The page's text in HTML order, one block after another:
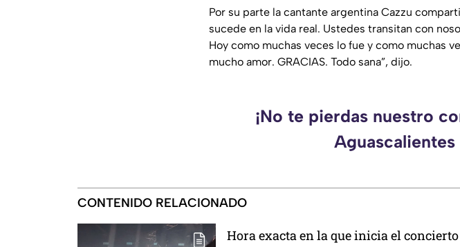
Por su parte la cantante argentina Cazzu
sucede en la vida real. Ustedes transitan con
Hoy como muchas veces lo fue y como muchas
mucho amor. GRACIAS. Todo sana”, dijo.
¡No te pierdas nuestro
CONTENIDO RELACIONADO
Hora exacta en la que inicia el concierto